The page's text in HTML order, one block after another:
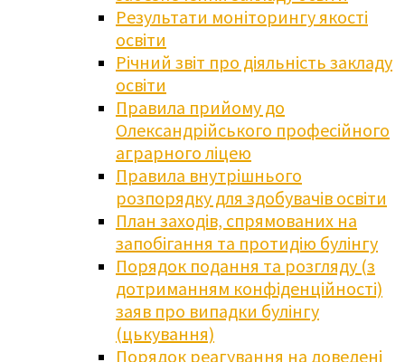
Результати моніторингу якості
освіти
Річний звіт про діяльність закладу
освіти
Правила прийому до
Олександрійського професійного
аграрного ліцею
Правила внутрішнього
розпорядку для здобувачів освіти
План заходів, спрямованих на
запобігання та протидію булінгу
Порядок подання та розгляду (з
дотриманням конфіденційності)
заяв про випадки булінгу
(цькування)
Порядок реагування на доведені